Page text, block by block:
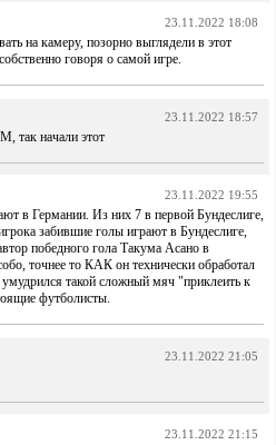
23.11.2022 18:08
на камеру, позорно выглядели в этот
говоря о самой игре.
23.11.2022 18:57
так начали этот
23.11.2022 19:55
в Германии. Из них 7 в первой Бундеслиге,
забившие голы играют в Бундеслиге,
победного гола Такума Асано в
точнее то КАК он технически обработал
умудрился такой сложный мяч "приклеить к
футболисты.
23.11.2022 21:05
23.11.2022 21:15